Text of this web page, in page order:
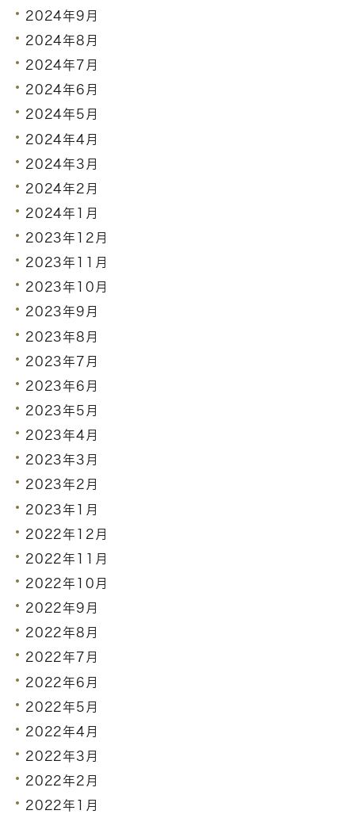
2024年9月
2024年8月
2024年7月
2024年6月
2024年5月
2024年4月
2024年3月
2024年2月
2024年1月
2023年12月
2023年11月
2023年10月
2023年9月
2023年8月
2023年7月
2023年6月
2023年5月
2023年4月
2023年3月
2023年2月
2023年1月
2022年12月
2022年11月
2022年10月
2022年9月
2022年8月
2022年7月
2022年6月
2022年5月
2022年4月
2022年3月
2022年2月
2022年1月